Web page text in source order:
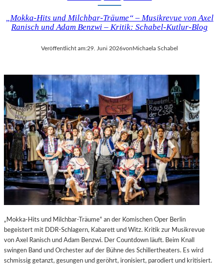
„Mokka-Hits und Milchbar-Träume“ – Musikrevue von Axel
Ranisch und Adam Benzwi – Kritik: Schabel-Kutlur-Blog
Veröffentlicht am:29. Juni 2026vonMichaela Schabel
„Mokka-Hits und Milchbar-Träume“ an der Komischen Oper Berlin
begeistert mit DDR-Schlagern, Kabarett und Witz. Kritik zur Musikrevue
von Axel Ranisch und Adam Benzwi. Der Countdown läuft. Beim Knall
swingen Band und Orchester auf der Bühne des Schillertheaters. Es wird
schmissig getanzt, gesungen und geröhrt, ironisiert, parodiert und kritisiert.